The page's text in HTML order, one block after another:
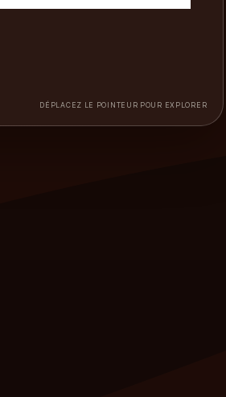
DÉPLACEZ LE POINTEUR POUR EXPLORER